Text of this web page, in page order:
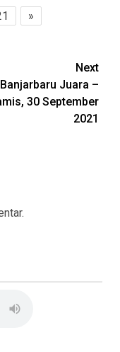
»
Next
Juara –
30 September
2021